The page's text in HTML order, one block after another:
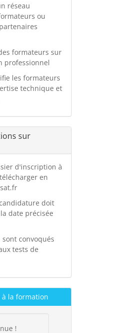
réseau
ou
formateurs sur
professionnel
les formateurs
technique et
sur
d'inscription à
en
doit
date précisée
convoqués
tests de
la formation
!